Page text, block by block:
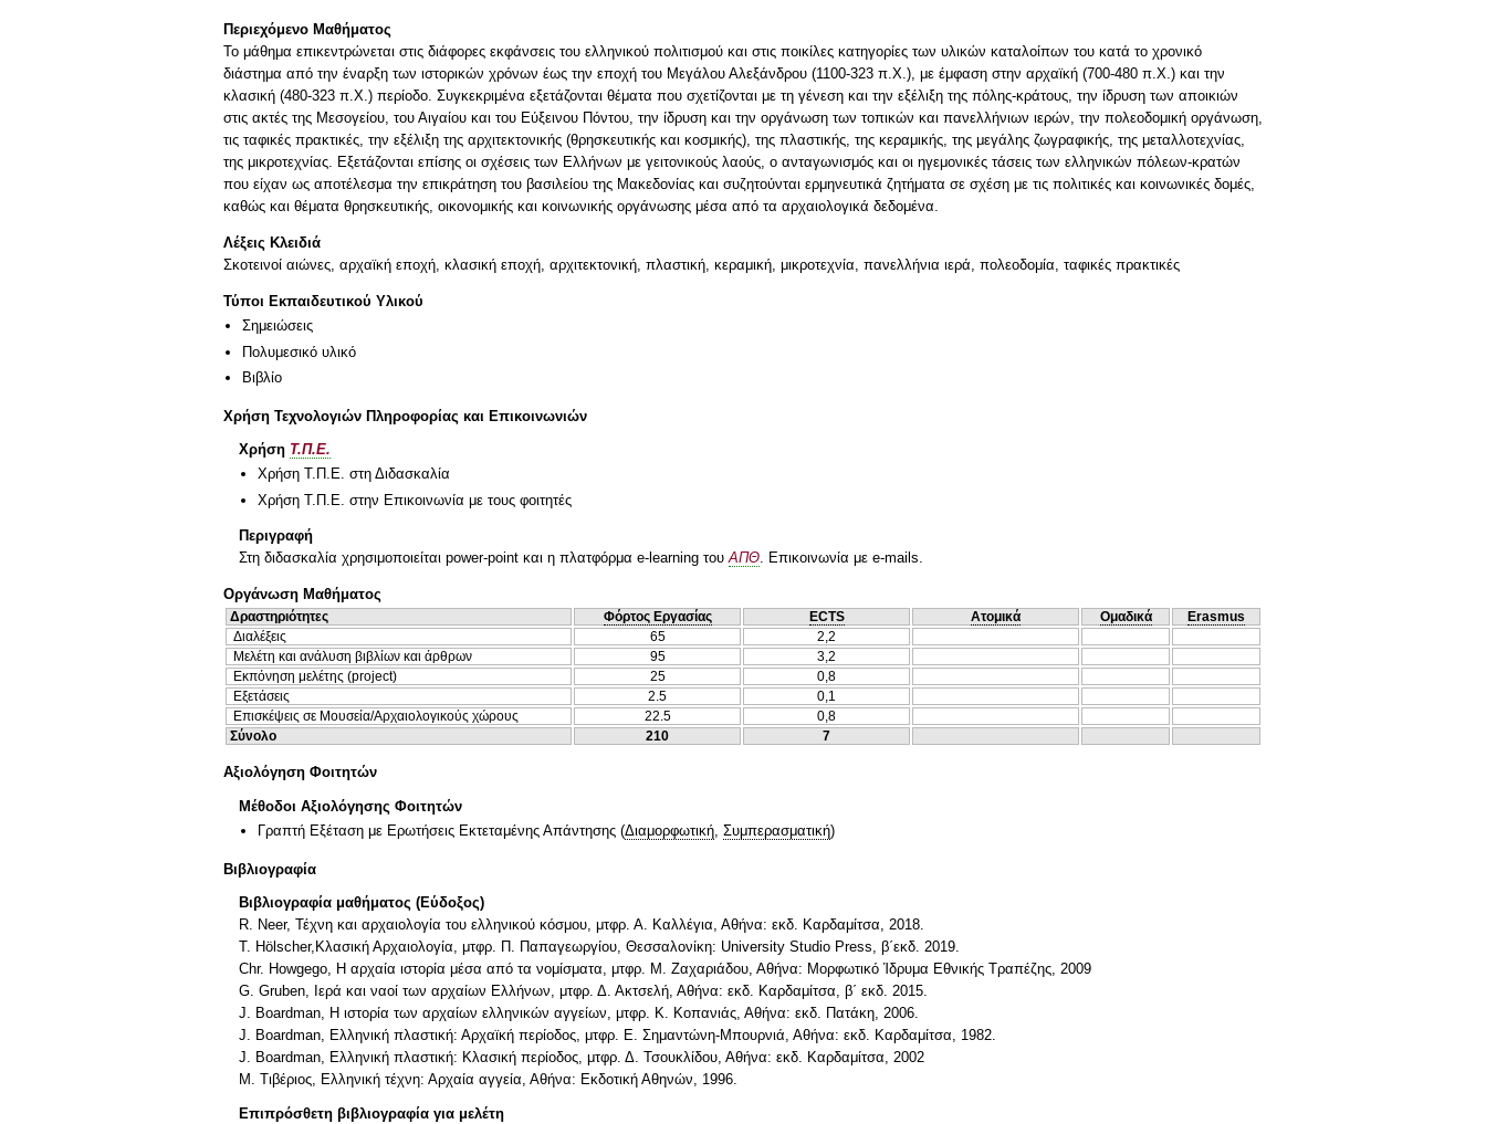
Περιεχόμενο Μαθήματος
Το μάθημα επικεντρώνεται στις διάφορες εκφάνσεις του ελληνικού πολιτισμού και στις ποικίλες κατηγορίες των υλικών καταλοίπων του κατά το χρονικό
διάστημα από την έναρξη των ιστορικών χρόνων έως την εποχή του Μεγάλου Αλεξάνδρου (1100-323 π.Χ.), με έμφαση στην αρχαϊκή (700-480 π.Χ.) και την
κλασική (480-323 π.Χ.) περίοδο. Συγκεκριμένα εξετάζονται θέματα που σχετίζονται με τη γένεση και την εξέλιξη της πόλης-κράτους, την ίδρυση των αποικιών
στις ακτές της Μεσογείου, του Αιγαίου και του Εύξεινου Πόντου, την ίδρυση και την οργάνωση των τοπικών και πανελλήνιων ιερών, την πολεοδομική οργάνωση,
τις ταφικές πρακτικές, την εξέλιξη της αρχιτεκτονικής (θρησκευτικής και κοσμικής), της πλαστικής, της κεραμικής, της μεγάλης ζωγραφικής, της μεταλλοτεχνίας,
της μικροτεχνίας. Εξετάζονται επίσης οι σχέσεις των Ελλήνων με γειτονικούς λαούς, ο ανταγωνισμός και οι ηγεμονικές τάσεις των ελληνικών πόλεων-κρατών
που είχαν ως αποτέλεσμα την επικράτηση του βασιλείου της Μακεδονίας και συζητούνται ερμηνευτικά ζητήματα σε σχέση με τις πολιτικές και κοινωνικές δομές,
καθώς και θέματα θρησκευτικής, οικονομικής και κοινωνικής οργάνωσης μέσα από τα αρχαιολογικά δεδομένα.
Λέξεις Κλειδιά
Σκοτεινοί αιώνες, αρχαϊκή εποχή, κλασική εποχή, αρχιτεκτονική, πλαστική, κεραμική, μικροτεχνία, πανελλήνια ιερά, πολεοδομία, ταφικές πρακτικές
Τύποι Εκπαιδευτικού Υλικού
Σημειώσεις
Πολυμεσικό υλικό
Βιβλίο
Χρήση Τεχνολογιών Πληροφορίας και Επικοινωνιών
Χρήση Τ.Π.Ε.
Χρήση Τ.Π.Ε. στη Διδασκαλία
Χρήση Τ.Π.Ε. στην Επικοινωνία με τους φοιτητές
Περιγραφή
Στη διδασκαλία χρησιμοποιείται power-point και η πλατφόρμα e-learning του ΑΠΘ . Επικοινωνία με e-mails.
Οργάνωση Μαθήματος
Δραστηριότητες Φόρτος Εργασίας ECTS Ατομικά Ομαδικά
Erasmus
Διαλέξεις
65
2,2
Μελέτη και ανάλυση βιβλίων και άρθρων
95
3,2
Εκπόνηση μελέτης (project)
25
0,8
Εξετάσεις
2.5
0,1
Επισκέψεις σε Μουσεία/Αρχαιολογικούς χώρους
22.5
0,8
Σύνολο
210 7
Αξιολόγηση Φοιτητών
Μέθοδοι Αξιολόγησης Φοιτητών
Γραπτή Εξέταση με Ερωτήσεις Εκτεταμένης Απάντησης (Διαμορφωτική Συμπερασματική)
Βιβλιογραφία
Βιβλιογραφία μαθήματος (Εύδοξος)
R. Neer, Τέχνη και αρχαιολογία του ελληνικού κόσμου, μτφρ. Α. Καλλέγια, Αθήνα: εκδ. Καρδαμίτσα, 2018.
T. Hölscher,Κλασική Αρχαιολογία, μτφρ. Π. Παπαγεωργίου, Θεσσαλονίκη: University Studio Press, β΄εκδ. 2019.
Chr. Howgego, Η αρχαία ιστορία μέσα από τα νομίσματα, μτφρ. Μ. Ζαχαριάδου, Αθήνα: Μορφωτικό Ίδρυμα Εθνικής Τραπέζης, 2009
G. Gruben, Ιερά και ναοί των αρχαίων Ελλήνων, μτφρ. Δ. Ακτσελή, Αθήνα: εκδ. Καρδαμίτσα, β΄ εκδ. 2015.
J. Boardman, Η ιστορία των αρχαίων ελληνικών αγγείων, μτφρ. Κ. Κοπανιάς, Αθήνα: εκδ. Πατάκη, 2006.
J. Boardman, Ελληνική πλαστική: Αρχαϊκή περίοδος, μτφρ. Ε. Σημαντώνη-Μπουρνιά, Αθήνα: εκδ. Καρδαμίτσα, 1982.
J. Boardman, Ελληνική πλαστική: Κλασική περίοδος, μτφρ. Δ. Τσουκλίδου, Αθήνα: εκδ. Καρδαμίτσα, 2002
Μ. Τιβέριος, Ελληνική τέχνη: Αρχαία αγγεία, Αθήνα: Εκδοτική Αθηνών, 1996.
Επιπρόσθετη βιβλιογραφία για μελέτη